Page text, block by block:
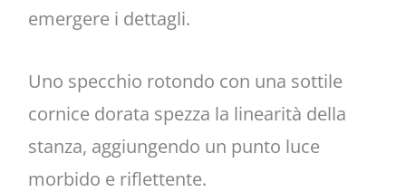
emergere i dettagli.
Uno specchio rotondo con una sottile
cornice dorata spezza la linearità della
stanza, aggiungendo un punto luce
morbido e riflettente.